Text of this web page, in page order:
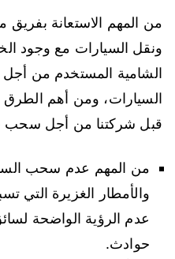
من المهم الاستعانة
ونقل السيارات مع وجود
الشامية المستخدم من
السيارات، ومن أهم
قبل شركتنا من أجل سحب
من المهم عدم سحب
والأمطار الغزيرة التي
عدم الرؤية الواضحة
حوادث.